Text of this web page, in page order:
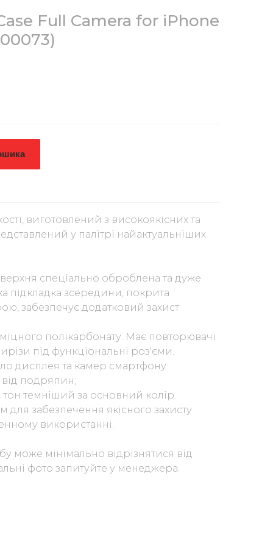
Full Camera for iPhone
виготовлений з високоякісних та
у палітрі найактуальніших
спеціально оброблена та дуже
підкладка зсередини, покрита
забезпечує додатковий захист
полікарбонату. Має повторювачі
під функціональні роз'єми.
дисплея та камер смартфону
подряпин;
тон темніший за основний колір.
для забезпечення якісного захисту
використанні.
може мінімально відрізнятися від
фото запитуйте у менеджера.